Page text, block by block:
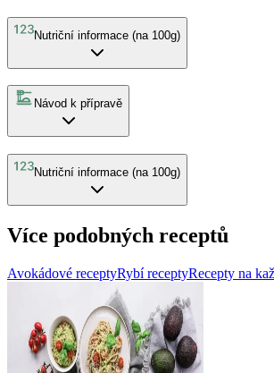
Nutriční informace (na 100g)
Návod k přípravě
Nutriční informace (na 100g)
Více podobných receptů
Avokádové receptyRybí receptyRecepty na